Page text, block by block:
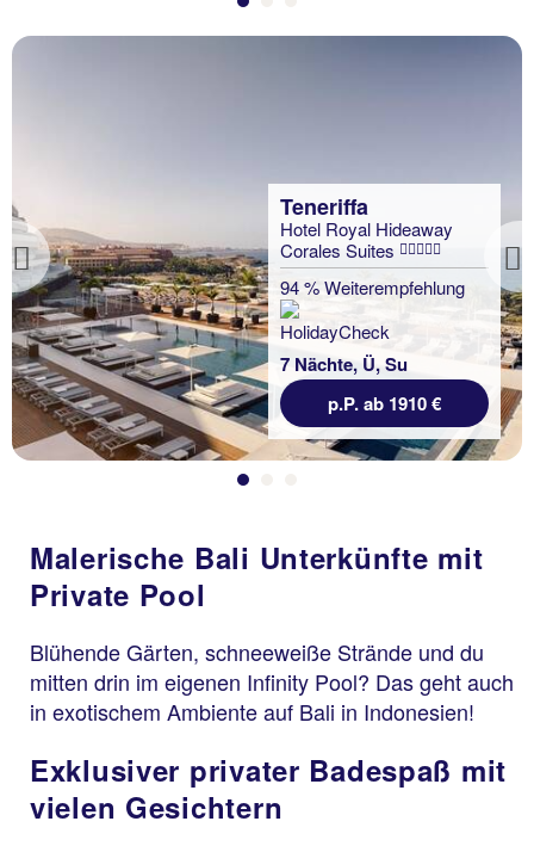
Previous
Teneriffa
Hotel Royal Hideaway
Corales Suites
94 % Weiterempfehlung
7 Nächte, Ü, Su
p.P. ab 1910 €
Malerische Bali Unterkünfte mit
Private Pool
Blühende Gärten, schneeweiße Strände und du
mitten drin im eigenen Infinity Pool? Das geht auch
in exotischem Ambiente auf Bali in Indonesien!
Exklusiver privater Badespaß mit
vielen Gesichtern